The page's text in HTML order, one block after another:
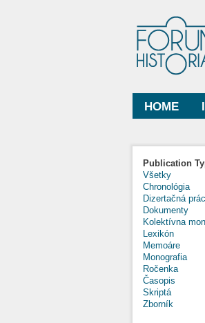
Main menu
HOME
Publication
Všetky
Chronológia
Dizertačná
Dokumenty
Kolektívna
Lexikón
Memoáre
Monografia
Ročenka
Časopis
Skriptá
Zborník